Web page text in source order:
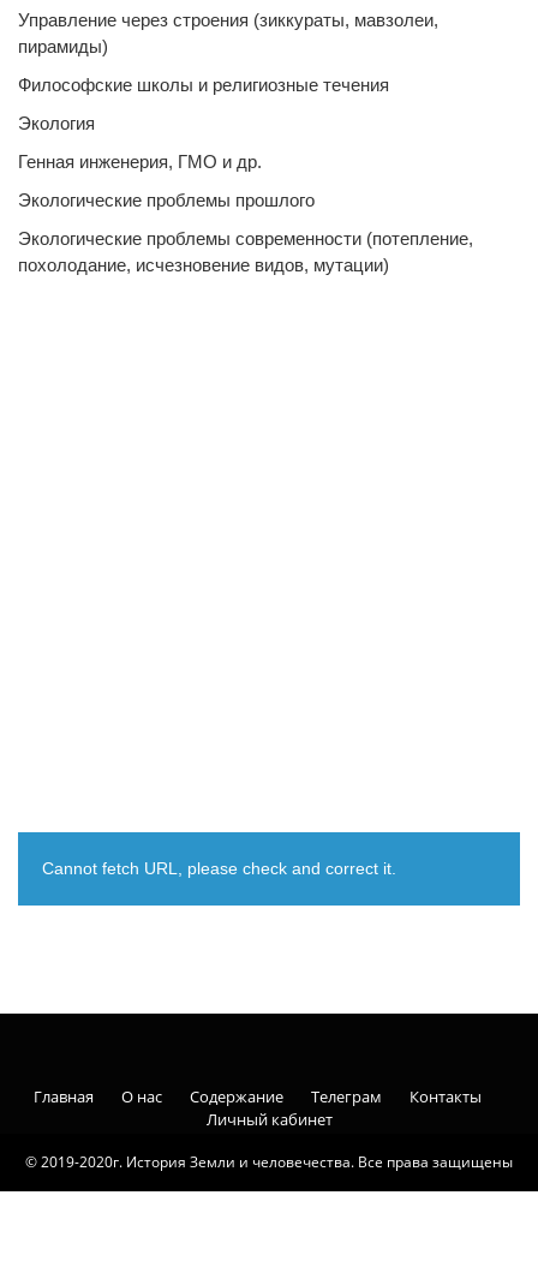
Управление через строения (зиккураты, мавзолеи,
пирамиды)
Философские школы и религиозные течения
Экология
Генная инженерия, ГМО и др.
Экологические проблемы прошлого
Экологические проблемы современности (потепление,
похолодание, исчезновение видов, мутации)
Cannot fetch URL, please check and correct it.
© 2019-2020г. История Земли и человечества. Все права защищены
Главная О нас Содержание Телеграм
Контакты
Личный кабинет